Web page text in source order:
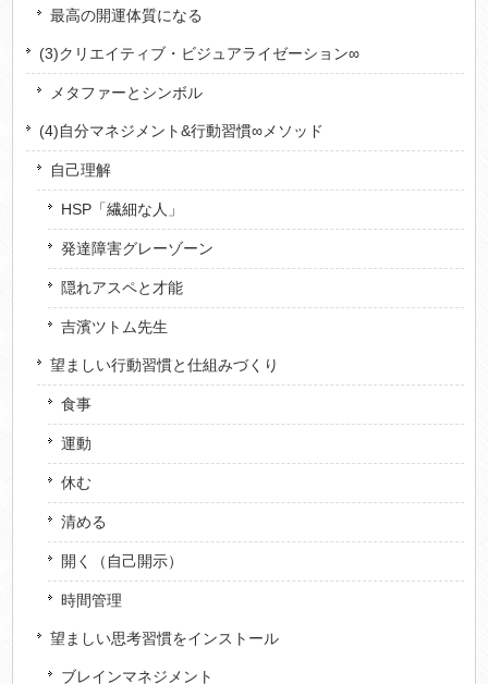
最高の開運体質になる
(3)クリエイティブ・ビジュアライゼーション∞
メタファーとシンボル
(4)自分マネジメント&行動習慣∞メソッド
自己理解
HSP「繊細な人」
発達障害グレーゾーン
隠れアスペと才能
吉濱ツトム先生
望ましい行動習慣と仕組みづくり
食事
運動
休む
清める
開く（自己開示）
時間管理
望ましい思考習慣をインストール
ブレインマネジメント